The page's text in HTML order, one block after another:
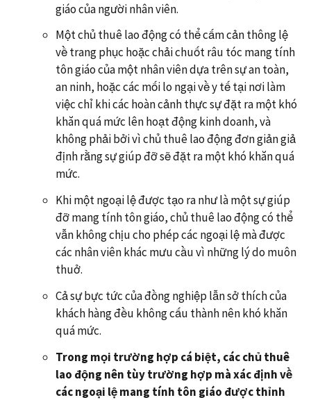
giáo của người nhân viên.
Một chủ thuê lao động có thể cấm cản thông lệ
về trang phục hoặc chải chuốt râu tóc mang tính
tôn giáo của một nhân viên dựa trên sự an toàn,
an ninh, hoặc các mối lo ngại về y tế tại nơi làm
việc chỉ khi các hoàn cảnh thực sự đặt ra một khó
khăn quá mức lên hoạt động kinh doanh, và
không phải bởi vì chủ thuê lao động đơn giản giả
định rằng sự giúp đỡ sẽ đặt ra một khó khăn quá
mức.
Khi một ngoại lệ được tạo ra như là một sự giúp
đỡ mang tính tôn giáo, chủ thuê lao động có thể
vẫn không chịu cho phép các ngoại lệ mà được
các nhân viên khác mưu cầu vì những lý do muôn
thuở.
Cả sự bực tức của đồng nghiệp lẫn sở thích của
khách hàng đều không cấu thành nên khó khăn
quá mức.
Trong mọi trường hợp cá biệt, các chủ thuê
lao động nên tùy trường hợp mà xác định về
các ngoại lệ mang tính tôn giáo được thỉnh